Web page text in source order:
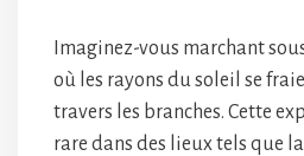
Imaginez-vous marchant
où les rayons du soleil se
travers les branches. Cette
rare dans des lieux tels que